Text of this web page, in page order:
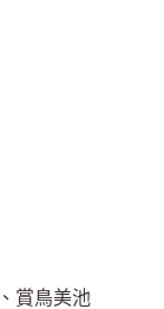
賞鳥美池